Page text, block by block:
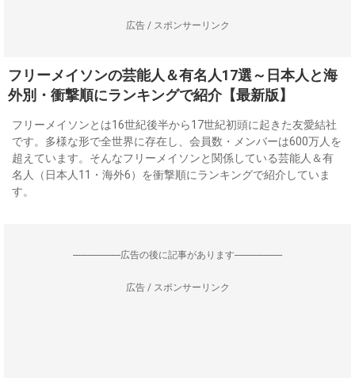
広告 / スポンサーリンク
フリーメイソンの芸能人＆有名人17選～日本人と海
外別・衝撃順にランキングで紹介【最新版】
フリーメイソンとは16世紀後半から17世紀初頭に起きた友愛結社
です。多様な形で全世界に存在し、会員数・メンバーは600万人を
超えています。そんなフリーメイソンと関係している芸能人＆有
名人（日本人11・海外6）を衝撃順にランキングで紹介していま
す。
--------------------広告の後に記事があります--------------------
広告 / スポンサーリンク